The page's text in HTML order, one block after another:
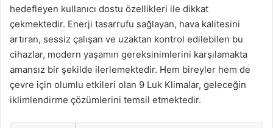
hedefleyen kullanıcı dostu özellikleri ile dikkat
çekmektedir. Enerji tasarrufu sağlayan, hava kalitesini
artıran, sessiz çalışan ve uzaktan kontrol edilebilen bu
cihazlar, modern yaşamın gereksinimlerini karşılamakta
amansız bir şekilde ilerlemektedir. Hem bireyler hem de
çevre için olumlu etkileri olan 9 Luk Klimalar, geleceğin
iklimlendirme çözümlerini temsil etmektedir.